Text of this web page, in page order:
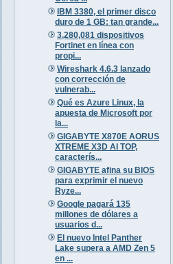
IBM 3380, el primer disco
duro de 1 GB: tan grande...
3,280,081 dispositivos
Fortinet en línea con
propi...
Wireshark 4.6.3 lanzado
con corrección de
vulnerab...
Qué es Azure Linux, la
apuesta de Microsoft por
la...
GIGABYTE X870E AORUS
XTREME X3D AI TOP,
caracterís...
GIGABYTE afina su BIOS
para exprimir el nuevo
Ryze...
Google pagará 135
millones de dólares a
usuarios d...
El nuevo Intel Panther
Lake supera a AMD Zen 5
en ...